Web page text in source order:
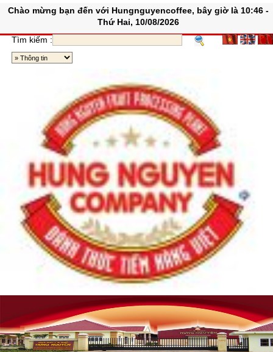
Chào mừng bạn đến với Hungnguyencoffee, bây giờ là 10:46 -
Thứ Hai, 10/08/2026
Tìm kiếm :